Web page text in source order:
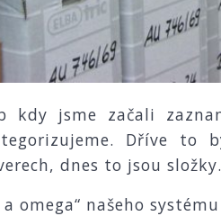
kdy jsme začali
Dříve to
dnes to jsou složky.
omega“ našeho